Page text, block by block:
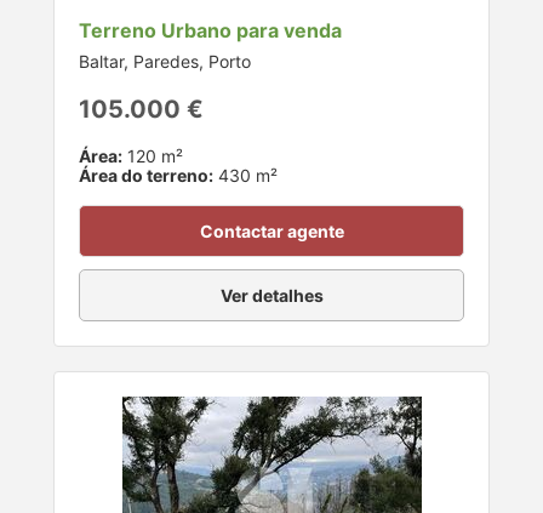
Terreno Urbano para venda
Baltar, Paredes, Porto
105.000 €
Área: 120 m²
Área do terreno: 430 m²
Contactar agente
Ver detalhes